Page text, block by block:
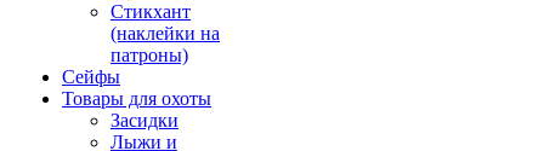
Стикхант
(наклейки на
патроны)
Сейфы
Товары для охоты
Засидки
Лыжи и